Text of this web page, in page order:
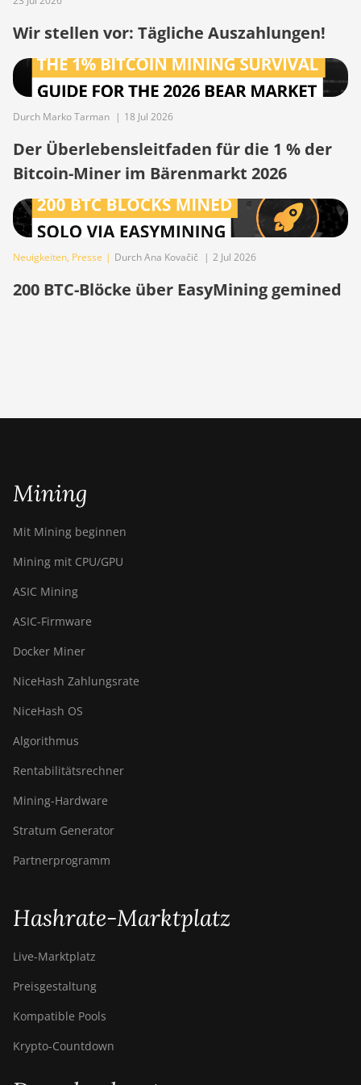
BITMAIN AntMiner Z11e
BITMAIN AntMiner Z11j
BITMAIN AntMiner Z15
BITMAIN AntMiner Z15
Pro
BITMAIN AntMiner Z15e
BITMAIN AntMiner Z15j
BITMAIN Antminer S19
Hyd. (152Th)
BITMAIN Antminer S19
Hydro (158Th)
BITMAIN Antminer S19j
Pro (96Th)
(151TH)
BITMAIN Antminer S19k
(580Th)
BITMAIN Antminer S23
Hyd. (580Th)
Hyd. 3U (1.16Ph)
BITMAIN Antminer S23
Imm. (442Th)
BITMAIN Antminer S23e
Hydro (145Th)
Hydro (158Th)
BITMAIN Antminer T21
(190TH)
Baikal BK-G28
Baikal Giant X10
Baikal Giant+
Wir stellen vor: Tägliche Auszahlungen!
Durch Marko Tarman | 18 Jul 2026
Der Überlebensleitfaden für die 1 % der
Bitcoin-Miner im Bärenmarkt 2026
Neuigkeiten, Presse | Durch Ana Kovačič | 2 Jul 2026
200 BTC-Blöcke über EasyMining gemined
Mining
Mit Mining beginnen
Mining mit CPU/GPU
ASIC Mining
ASIC-Firmware
Docker Miner
NiceHash Zahlungsrate
NiceHash OS
Algorithmus
Rentabilitätsrechner
Mining-Hardware
Stratum Generator
Partnerprogramm
Hashrate-Marktplatz
Live-Marktplatz
Preisgestaltung
Kompatible Pools
Krypto-Countdown